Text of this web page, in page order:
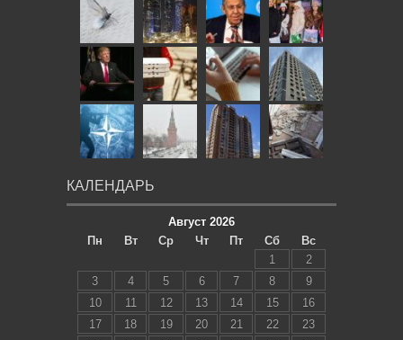
КАЛЕНДАРЬ
Август 2026
Пн
Вт Ср Чт Пт Сб
Вс
1
2
3
4 5 6 7 8
9
10
11 12 13 14 15
16
17
18 19 20 21 22
23